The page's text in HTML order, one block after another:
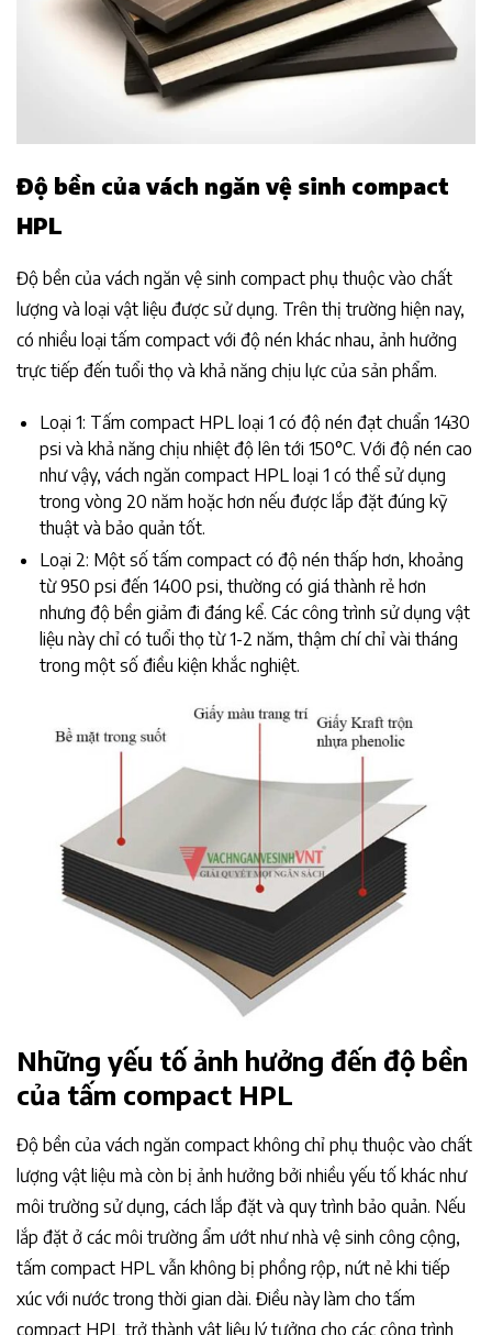
Độ bền của vách ngăn vệ sinh compact
HPL
Độ bền của vách ngăn vệ sinh compact phụ thuộc vào chất
lượng và loại vật liệu được sử dụng. Trên thị trường hiện nay,
có nhiều loại tấm compact với độ nén khác nhau, ảnh hưởng
trực tiếp đến tuổi thọ và khả năng chịu lực của sản phẩm.
Loại 1: Tấm compact HPL loại 1 có độ nén đạt chuẩn 1430
psi và khả năng chịu nhiệt độ lên tới 150°C. Với độ nén cao
như vậy, vách ngăn compact HPL loại 1 có thể sử dụng
trong vòng 20 năm hoặc hơn nếu được lắp đặt đúng kỹ
thuật và bảo quản tốt.
Loại 2: Một số tấm compact có độ nén thấp hơn, khoảng
từ 950 psi đến 1400 psi, thường có giá thành rẻ hơn
nhưng độ bền giảm đi đáng kể. Các công trình sử dụng vật
liệu này chỉ có tuổi thọ từ 1-2 năm, thậm chí chỉ vài tháng
trong một số điều kiện khắc nghiệt.
Những yếu tố ảnh hưởng đến độ bền
của tấm compact HPL
Độ bền của vách ngăn compact không chỉ phụ thuộc vào chất
lượng vật liệu mà còn bị ảnh hưởng bởi nhiều yếu tố khác như
môi trường sử dụng, cách lắp đặt và quy trình bảo quản. Nếu
lắp đặt ở các môi trường ẩm ướt như nhà vệ sinh công cộng,
tấm compact HPL vẫn không bị phồng rộp, nứt nẻ khi tiếp
xúc với nước trong thời gian dài. Điều này làm cho tấm
compact HPL trở thành vật liệu lý tưởng cho các công trình